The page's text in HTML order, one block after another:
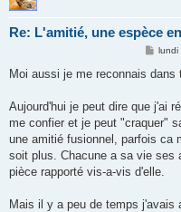
Re: L'amitié, une espèce
M
s
g
e
lundi
Moi aussi je me reconnais dans
Aujourd'hui je peut dire que j'ai
me confier et je peut "craquer"
une amitié fusionnel, parfois ca
soit plus. Chacune a sa vie ses
pièce rapporté vis-a-vis d'elle.
Mais il y a peu de temps j'avais